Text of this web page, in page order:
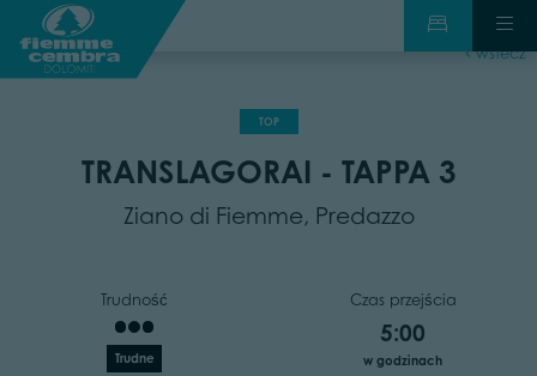
wstecz
TOP
TRANSLAGORAI - TAPPA 3
Ziano di Fiemme, Predazzo
Trudność
Trudne
Czas przejścia
5:00
w godzinach